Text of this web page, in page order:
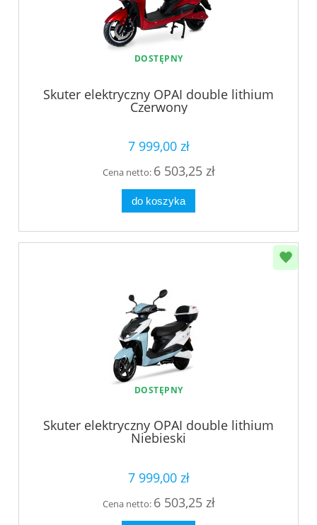
DOSTĘPNY
Skuter elektryczny OPAI double lithium
Czerwony
7 999,00 zł
Cena netto: 6 503,25 zł
do koszyka
DOSTĘPNY
Skuter elektryczny OPAI double lithium
Niebieski
7 999,00 zł
Cena netto: 6 503,25 zł